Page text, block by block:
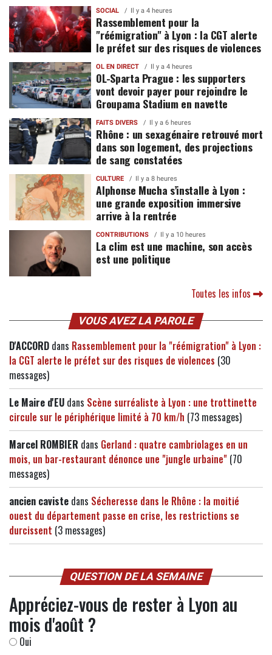
SOCIAL Il y a 4 heures
Rassemblement pour la
"réémigration" à Lyon : la CGT alerte
le préfet sur des risques de violences
OL EN DIRECT Il y a 4 heures
OL-Sparta Prague : les supporters
vont devoir payer pour rejoindre le
Groupama Stadium en navette
FAITS DIVERS Il y a 6 heures
Rhône : un sexagénaire retrouvé mort
dans son logement, des projections
de sang constatées
CULTURE Il y a 8 heures
Alphonse Mucha s’installe à Lyon :
une grande exposition immersive
arrive à la rentrée
CONTRIBUTIONS Il y a 10 heures
La clim est une machine, son accès
est une politique
Toutes les infos
VOUS AVEZ LA PAROLE
D'ACCORD dans Rassemblement pour la "réémigration" à Lyon :
la CGT alerte le préfet sur des risques de violences (30
messages)
Le Maire d'EU dans Scène surréaliste à Lyon : une trottinette
circule sur le périphérique limité à 70 km/h (73 messages)
Marcel ROMBIER dans Gerland : quatre cambriolages en un
mois, un bar-restaurant dénonce une "jungle urbaine" (70
messages)
ancien caviste dans Sécheresse dans le Rhône : la moitié
ouest du département passe en crise, les restrictions se
durcissent (3 messages)
QUESTION DE LA SEMAINE
Appréciez-vous de rester à Lyon au
mois d'août ?
Oui